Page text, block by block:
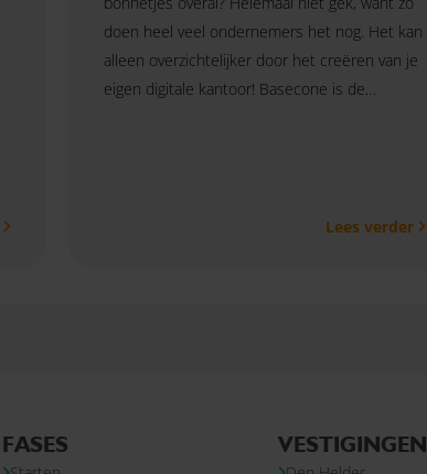
doen heel veel ondernemers het nog. Het kan
alleen overzichtelijker door het creëren van je
eigen digitale kantoor! Basecone is de
koppelingen met diverse boekhoudpakketten.
Lees verder
FASES VESTIGINGEN